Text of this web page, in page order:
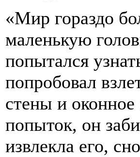
«Мир гораздо
маленькую
попытался
попробовал
стены и
попыток, он
извлекла его,